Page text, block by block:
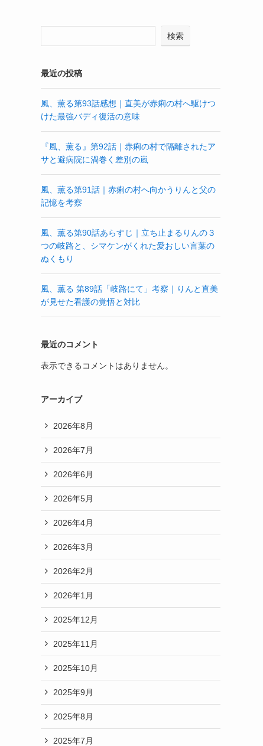
検索
最近の投稿
風、薫る第93話感想｜直美が赤痢の村へ駆けつ
けた最強バディ復活の意味
『風、薫る』第92話｜赤痢の村で隔離されたア
サと避病院に渦巻く差別の嵐
風、薫る第91話｜赤痢の村へ向かうりんと父の
記憶を考察
風、薫る第90話あらすじ｜立ち止まるりんの３
つの岐路と、シマケンがくれた愛おしい言葉の
ぬくもり
風、薫る 第89話「岐路にて」考察｜りんと直美
が見せた看護の覚悟と対比
最近のコメント
表示できるコメントはありません。
アーカイブ
2026年8月
2026年7月
2026年6月
2026年5月
2026年4月
2026年3月
2026年2月
2026年1月
2025年12月
2025年11月
2025年10月
2025年9月
2025年8月
2025年7月